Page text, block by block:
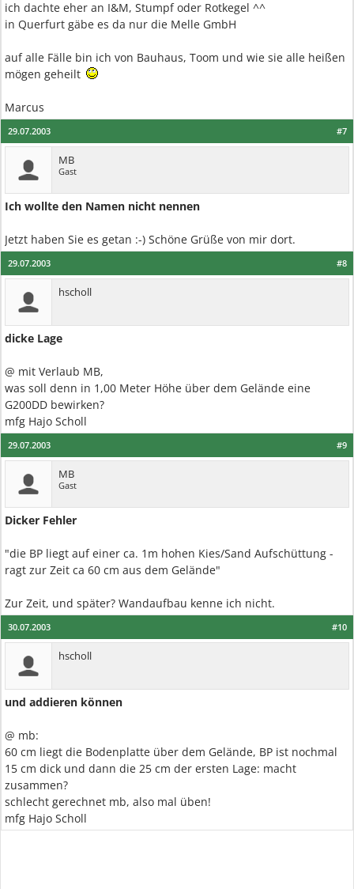
ich dachte eher an I&M, Stumpf oder Rotkegel ^^
in Querfurt gäbe es da nur die Melle GmbH
auf alle Fälle bin ich von Bauhaus, Toom und wie sie alle heißen
mögen geheilt
Marcus
#7
29.07.2003
MB
Gast
Ich wollte den Namen nicht nennen
Jetzt haben Sie es getan :-) Schöne Grüße von mir dort.
#8
29.07.2003
hscholl
dicke Lage
@ mit Verlaub MB,
was soll denn in 1,00 Meter Höhe über dem Gelände eine
G200DD bewirken?
mfg Hajo Scholl
#9
29.07.2003
MB
Gast
Dicker Fehler
"die BP liegt auf einer ca. 1m hohen Kies/Sand Aufschüttung -
ragt zur Zeit ca 60 cm aus dem Gelände"
Zur Zeit, und später? Wandaufbau kenne ich nicht.
#10
30.07.2003
hscholl
und addieren können
@ mb:
60 cm liegt die Bodenplatte über dem Gelände, BP ist nochmal
15 cm dick und dann die 25 cm der ersten Lage: macht
zusammen?
schlecht gerechnet mb, also mal üben!
mfg Hajo Scholl